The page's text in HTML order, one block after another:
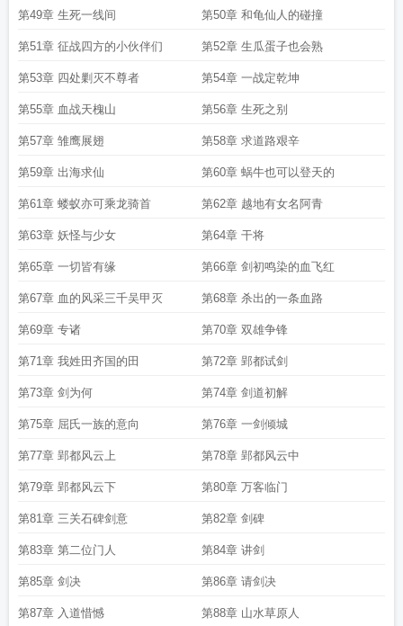
第49章 生死一线间 第50章 和龟仙人的碰撞
第51章 征战四方的小伙伴们 第52章 生瓜蛋子也会熟
第53章 四处剿灭不尊者 第54章 一战定乾坤
第55章 血战天槐山 第56章 生死之别
第57章 雏鹰展翅 第58章 求道路艰辛
第59章 出海求仙 第60章 蜗牛也可以登天的
第61章 蝼蚁亦可乘龙骑首 第62章 越地有女名阿青
第63章 妖怪与少女 第64章 干将
第65章 一切皆有缘 第66章 剑初鸣染的血飞红
第67章 血的风采三千吴甲灭 第68章 杀出的一条血路
第69章 专诸 第70章 双雄争锋
第71章 我姓田齐国的田 第72章 郢都试剑
第73章 剑为何 第74章 剑道初解
第75章 屈氏一族的意向 第76章 一剑倾城
第77章 郢都风云上 第78章 郢都风云中
第79章 郢都风云下 第80章 万客临门
第81章 三关石碑剑意 第82章 剑碑
第83章 第二位门人 第84章 讲剑
第85章 剑决 第86章 请剑决
第87章 入道惜憾 第88章 山水草原人